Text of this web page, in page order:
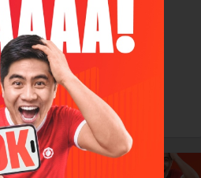
Салават Юлаев
Фёдоров Михаил